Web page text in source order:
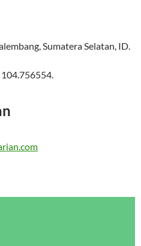
,Sumatera Selatan, ID.
104.756554.